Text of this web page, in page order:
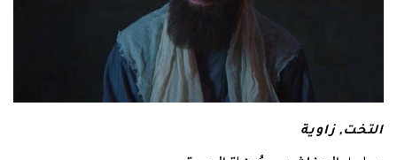
التخت, زاوية